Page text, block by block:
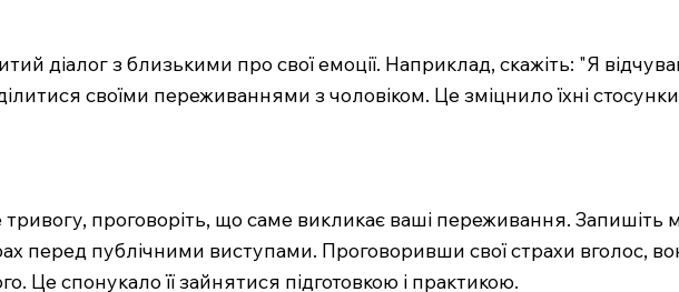
діалог з близькими про свої емоції. Наприклад, скажіть: "Я
своїми переживаннями з чоловіком. Це зміцнило їхні стосунки,
тривогу, проговоріть, що саме викликає ваші переживання. Запишіть
перед публічними виступами. Проговоривши свої страхи вголос,
Це спонукало її зайнятися підготовкою і практикою.